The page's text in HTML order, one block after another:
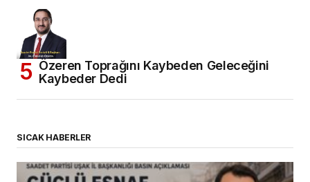
Özeren Toprağını Kaybeden Geleceğini
Kaybeder Dedi
SICAK HABERLER